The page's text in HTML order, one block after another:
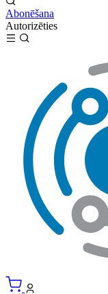
Abonēšana
Autorizēties